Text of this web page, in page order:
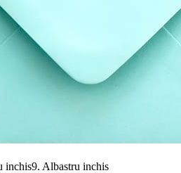
9. Albastru inchis